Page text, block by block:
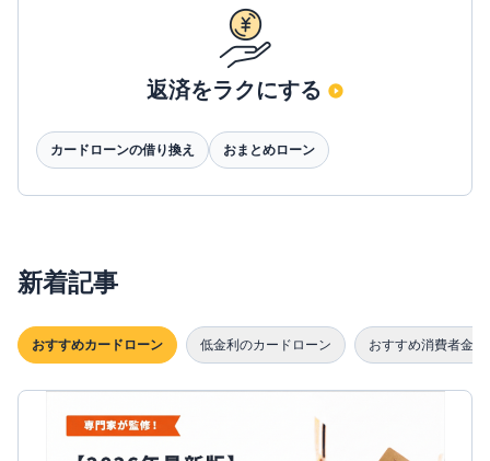
返済をラクにする
カードローンの借り換え おまとめローン
新着記事
おすすめカードローン 低金利のカードローン おすすめ消費者金融